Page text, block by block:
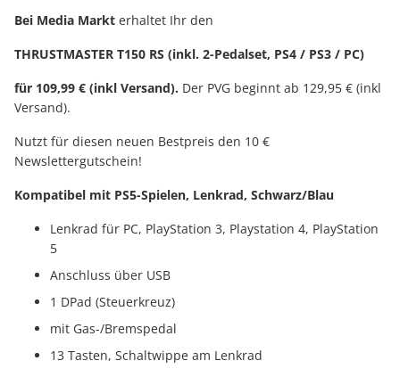
Bei Media Markt erhaltet Ihr den
THRUSTMASTER T150 RS (inkl. 2-Pedalset, PS4 / PS3 / PC)
für 109,99 € (inkl Versand). Der PVG beginnt ab 129,95 € (inkl
Versand).
Nutzt für diesen neuen Bestpreis den 10 €
Newslettergutschein!
Kompatibel mit PS5-Spielen, Lenkrad, Schwarz/Blau
Lenkrad für PC, PlayStation 3, Playstation 4, PlayStation
5
Anschluss über USB
1 DPad (Steuerkreuz)
mit Gas-/Bremspedal
13 Tasten, Schaltwippe am Lenkrad